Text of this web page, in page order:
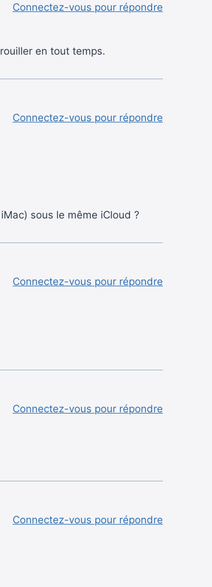
en tout temps.
Connectez-vous pour répondre
sous le même iCloud ?
Connectez-vous pour répondre
Connectez-vous pour répondre
Connectez-vous pour répondre
Connectez-vous pour répondre